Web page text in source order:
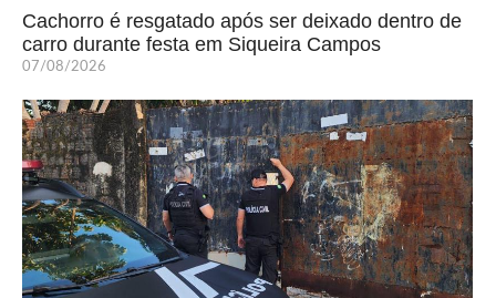
Cachorro é resgatado após ser deixado dentro de
carro durante festa em Siqueira Campos
07/08/2026